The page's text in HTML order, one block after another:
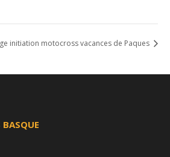
initiation motocross vacances de Paques
BASQUE